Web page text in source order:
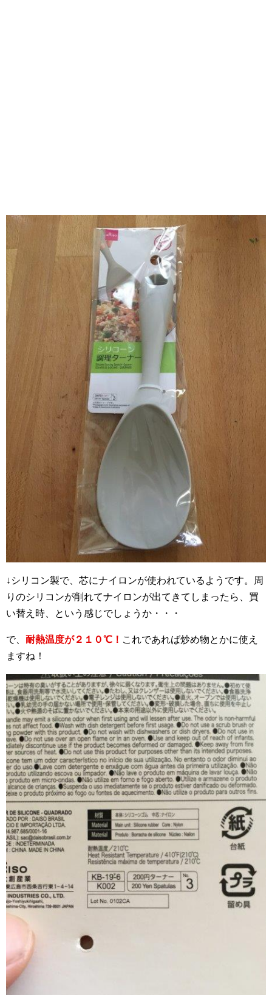
↓シリコン製で、芯にナイロンが使われているようです。周
りのシリコンが削れてナイロンが出てきてしまったら、買
い替え時、という感じでしょうか・・・
で、 耐熱温度が２１０℃！ これであれば炒め物とかに使え
ますね！